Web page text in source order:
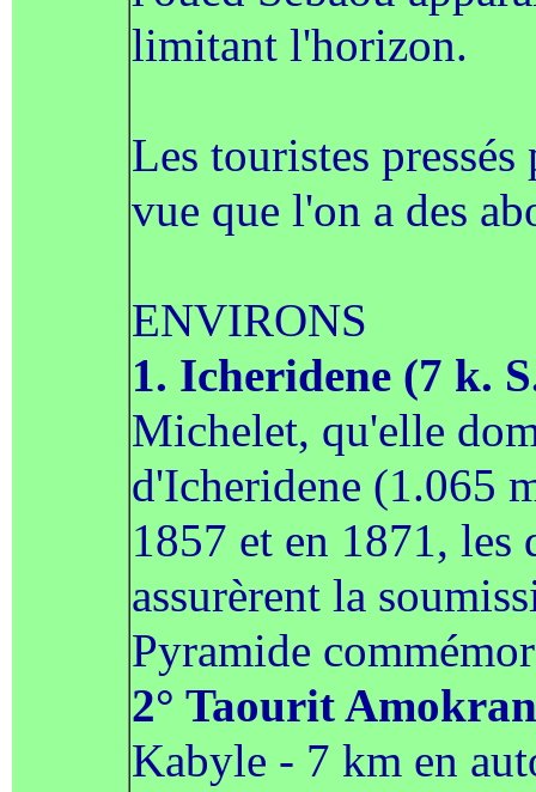
limitant l'horizon.
Les touristes
vue que l'on a des
ENVIRONS
1. Icheridene (7 k.
Michelet, qu'elle
d'Icheridene (1.065
1857 et en 1871, les
assurèrent la
Pyramide
2° Taourit
Kabyle - 7 km en